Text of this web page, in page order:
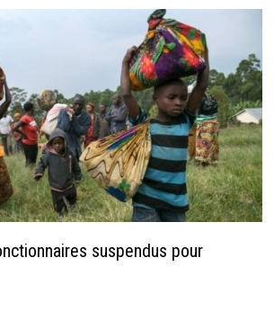
suspendus pour